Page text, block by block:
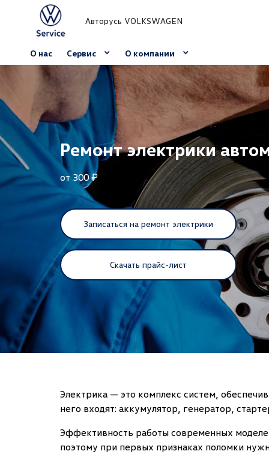
Авторусь VOLKSWAGEN
О нас Сервис О компании
Ремонт электрики
от 300 ₽
Записаться на ремонт электрики
Скачать прайс-лист
Электрика — это комплекс систем,
него входят: аккумулятор, генератор,
Эффективность работы современных
поэтому при первых признаках поломки